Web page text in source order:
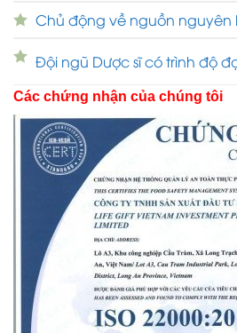
Chủ động về nguồn nguyên
Đội ngũ Dược sĩ có trình độ
Các chứng nhận của chúng tôi